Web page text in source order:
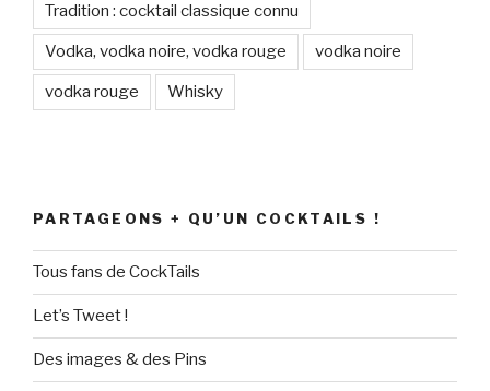
Tradition : cocktail classique connu
Vodka, vodka noire, vodka rouge vodka noire
vodka rouge Whisky
PARTAGEONS + QU’UN COCKTAILS !
Tous fans de CockTails
Let’s Tweet !
Des images & des Pins